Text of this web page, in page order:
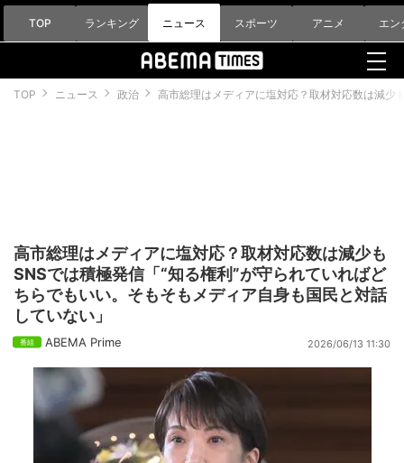
TOP ランキング ニュース スポーツ アニメ エン
TOP ニュース 政治 高市総理はメディアに塩対応？取材対応数は減少
高市総理はメディアに塩対応？取材対応数は減少も
SNSでは積極発信「“知る権利”が守られていればど
ちらでもいい。そもそもメディア自身も国民と対話
していない」
ABEMA Prime 2026/06/13 11:30